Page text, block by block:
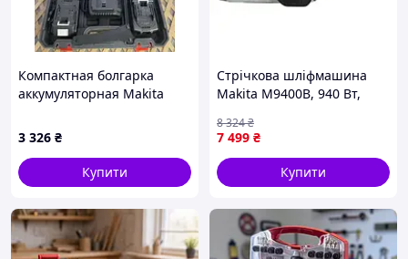
Компактная болгарка
аккумуляторная Makita
бесщеточная
аккумуляторная болгарка
Ma JGGW_3326
3 326 ₴
Купити
Стрічкова шліфмашина
Makita M9400B, 940 Вт,
для пилу IZI
7 499 ₴
8 324₴
Купити